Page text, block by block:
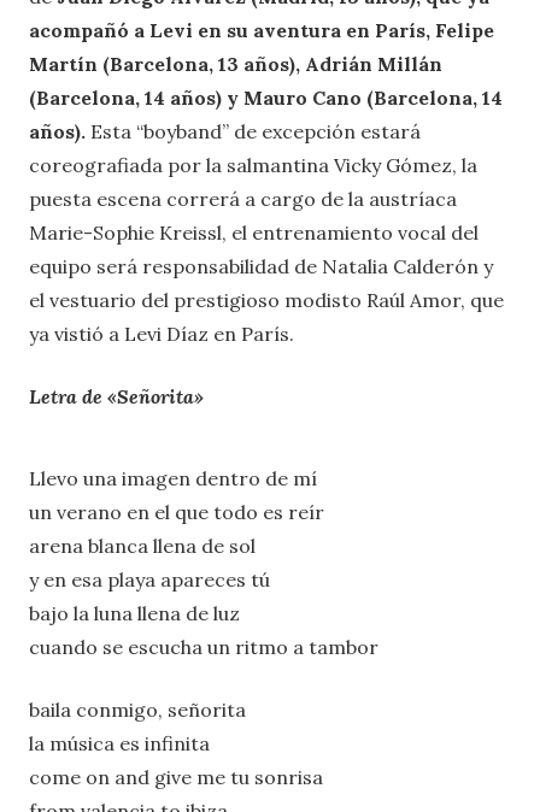
acompañó a Levi en su aventura en París, Felipe
Martín (Barcelona, 13 años), Adrián Millán
(Barcelona, 14 años) y Mauro Cano (Barcelona, 14
años). Esta “boyband” de excepción estará
coreografiada por la salmantina Vicky Gómez, la
puesta escena correrá a cargo de la austríaca
Marie-Sophie Kreissl, el entrenamiento vocal del
equipo será responsabilidad de Natalia Calderón y
el vestuario del prestigioso modisto Raúl Amor, que
ya vistió a Levi Díaz en París.
Letra de «Señorita»
Llevo una imagen dentro de mí
un verano en el que todo es reír
arena blanca llena de sol
y en esa playa apareces tú
bajo la luna llena de luz
cuando se escucha un ritmo a tambor
baila conmigo, señorita
la música es infinita
come on and give me tu sonrisa